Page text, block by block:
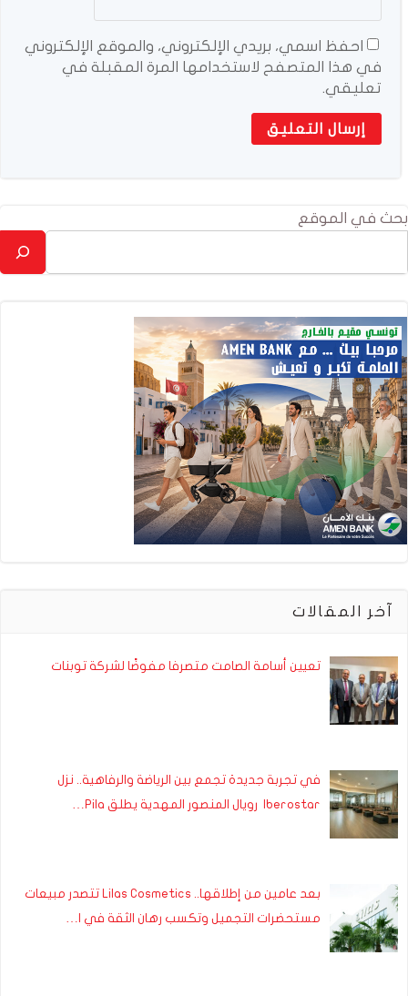
احفظ اسمي، بريدي الإلكتروني، والموقع الإلكتروني
في هذا المتصفح لاستخدامها المرة المقبلة في
تعليقي.
بحث في الموقع
آخر المقالات
تعيين أسامة الصامت متصرفا مفوضًا لشركة توبنات
في تجربة جديدة تجمع بين الرياضة والرفاهية.. نزل
Iberostar رويال المنصور المهدية يطلق Pila…
بعد عامين من إطلاقها.. Lilas Cosmetics تتصدر مبيعات
مستحضرات التجميل وتكسب رهان الثقة في ا…